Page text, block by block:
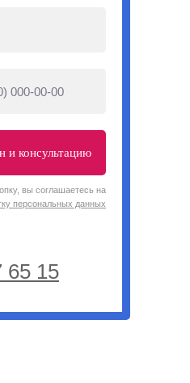
и консультацию
вы соглашаетесь на
персональных данных
65 15